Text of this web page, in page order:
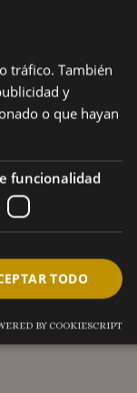
tráfico. También
y
o que hayan
funcionalidad
TODO
BY COOKIESCRIPT